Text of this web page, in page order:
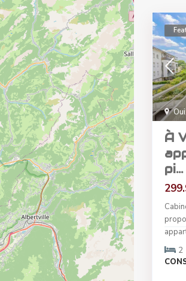
Oui
À
pi...
2